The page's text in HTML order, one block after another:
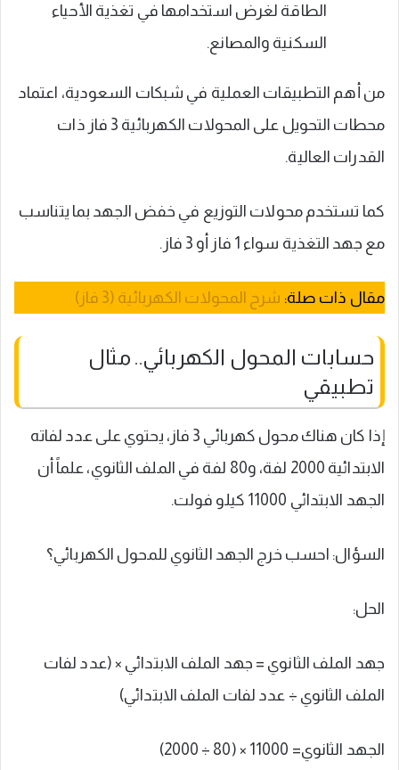
الطاقة لغرض استخدامها في تغذية الأحياء
السكنية والمصانع.
من أهم التطبيقات العملية في شبكات السعودية، اعتماد
محطات التحويل على المحولات الكهربائية 3 فاز ذات
القدرات العالية.
كما تستخدم محولات التوزيع في خفض الجهد بما يتناسب
مع جهد التغذية سواء 1 فاز أو 3 فاز.
مقال ذات صلة: شرح المحولات الكهربائية (3 فاز)
حسابات المحول الكهربائي.. مثال
تطبيقي
إذا كان هناك محول كهربائي 3 فاز، يحتوي على عدد لفاته
الابتدائية 2000 لفة، و80 لفة في الملف الثانوي، علماً أن
الجهد الابتدائي 11000 كيلو فولت.
السؤال: احسب خرج الجهد الثانوي للمحول الكهربائي؟
الحل:
جهد الملف الثانوي = جهد الملف الابتدائي × (عدد لفات
الملف الثانوي ÷ عدد لفات الملف الابتدائي)
الجهد الثانوي= 11000 × (80 ÷ 2000)